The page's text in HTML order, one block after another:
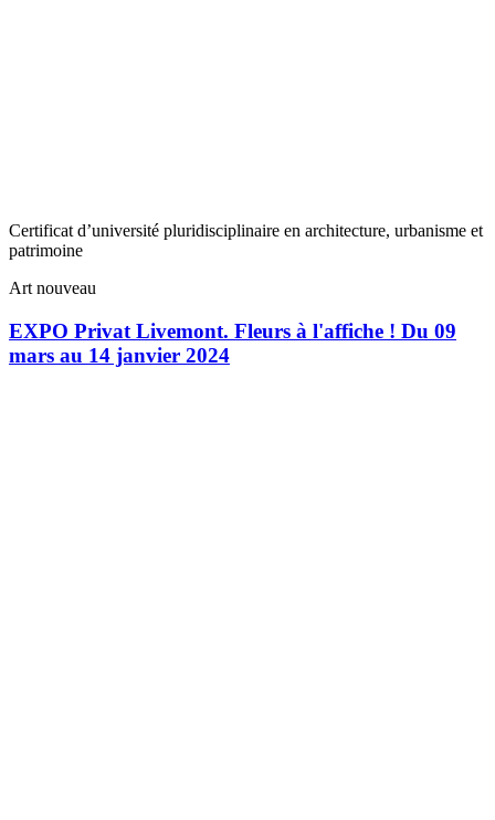
Certificat d’université pluridisciplinaire en architecture, urbanisme et
patrimoine
Art nouveau
EXPO Privat Livemont. Fleurs à l'affiche ! Du 09
mars au 14 janvier 2024